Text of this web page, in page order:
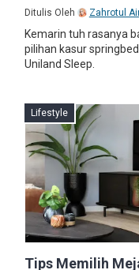
Ditulis Oleh Zahrotul
Kemarin tuh rasanya
pilihan kasur
Uniland Sleep.
Lifestyle
Tips Memilih